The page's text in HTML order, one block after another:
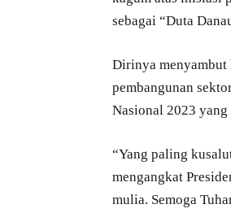
sebagai “Duta
Dirinya menyambut
pembangunan
Nasional 2023
“Yang paling
mengangkat
mulia. Semoga